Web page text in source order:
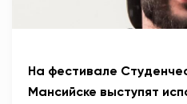
На фестивале
Мансийске выступят